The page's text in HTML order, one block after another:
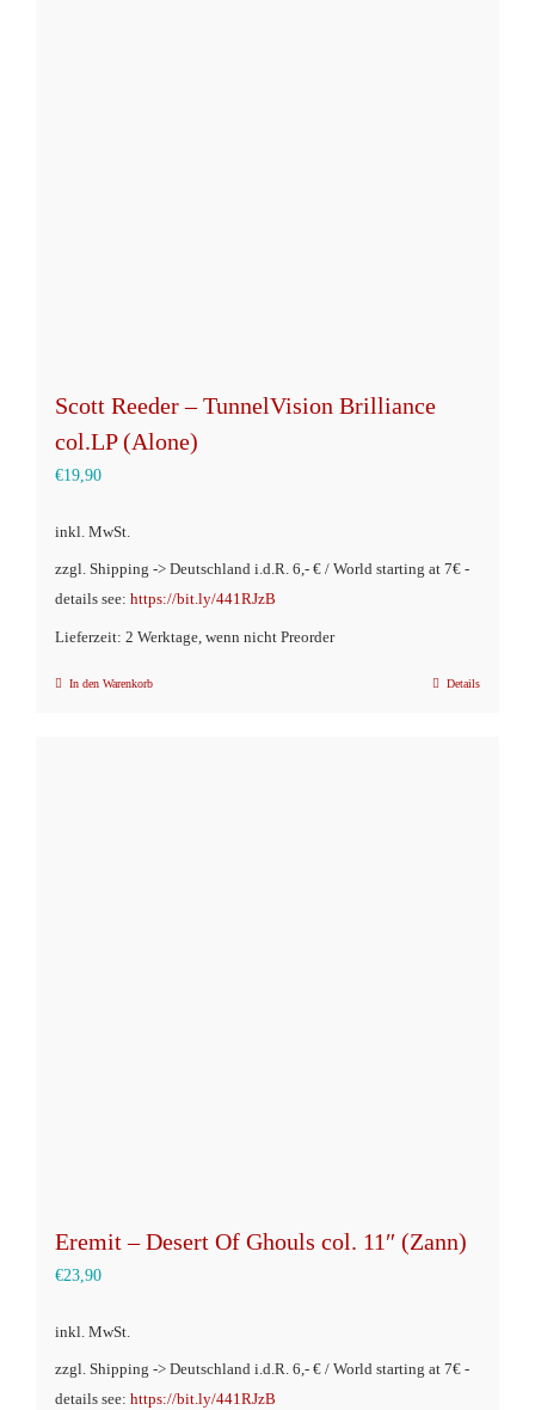
Scott Reeder – TunnelVision Brilliance
col.LP (Alone)
€19,90
inkl. MwSt.
zzgl. Shipping -> Deutschland i.d.R. 6,- € / World starting at 7€ -
details see: https://bit.ly/441RJzB
Lieferzeit: 2 Werktage, wenn nicht Preorder
In den Warenkorb Details
Eremit – Desert Of Ghouls col. 11″ (Zann)
€23,90
inkl. MwSt.
zzgl. Shipping -> Deutschland i.d.R. 6,- € / World starting at 7€ -
details see: https://bit.ly/441RJzB